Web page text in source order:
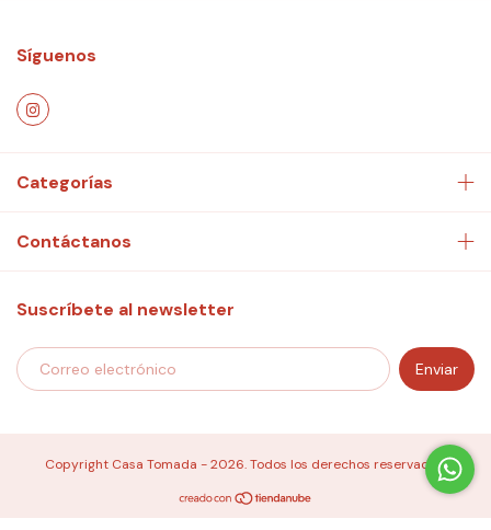
Síguenos
Categorías
Contáctanos
Suscríbete al newsletter
Copyright Casa Tomada - 2026. Todos los derechos reservados.